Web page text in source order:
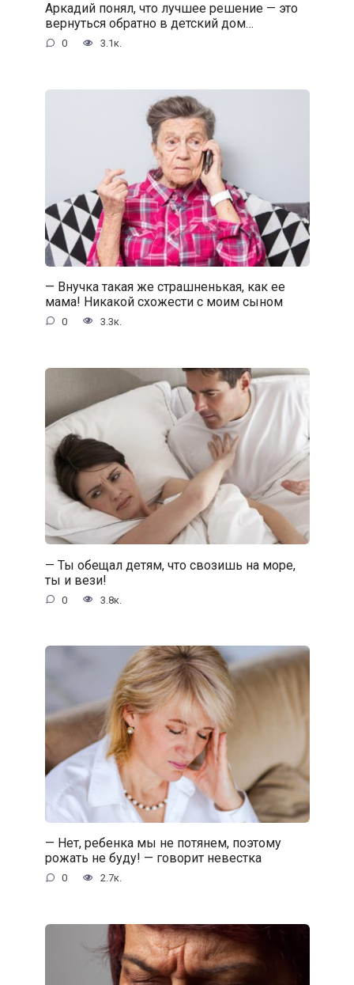
Аркадий понял, что лучшее решение — это
вернуться обратно в детский дом…
0 3.1к.
— Внучка такая же страшненькая, как ее
мама! Никакой схожести с моим сыном
0 3.3к.
— Ты обещал детям, что свозишь на море,
ты и вези!
0 3.8к.
— Нет, ребенка мы не потянем, поэтому
рожать не буду! — говорит невестка
0 2.7к.